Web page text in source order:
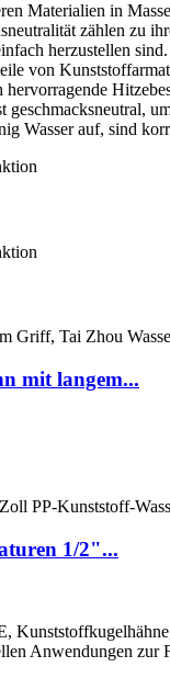
Materialien in
zählen zu
herzustellen
von
geschmacksneutral,
Wasser auf, sind
mit langem...
1/2"...
Anwendungen zur